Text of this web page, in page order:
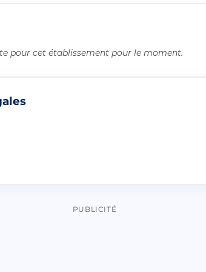
pour cet établissement pour le moment.
PUBLICITÉ